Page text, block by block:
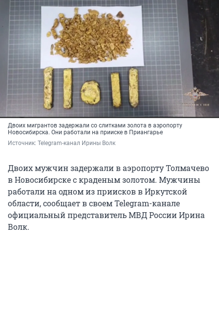
Двоих мигрантов задержали со слитками золота в аэропорту
Новосибирска. Они работали на прииске в Приангарье
Источник: Telegram-канал Ирины Волк
Двоих мужчин задержали в аэропорту Толмачево
в Новосибирске с краденым золотом. Мужчины
работали на одном из приисков в Иркутской
области, сообщает в своем Telegram-канале
официальный представитель МВД России Ирина
Волк.